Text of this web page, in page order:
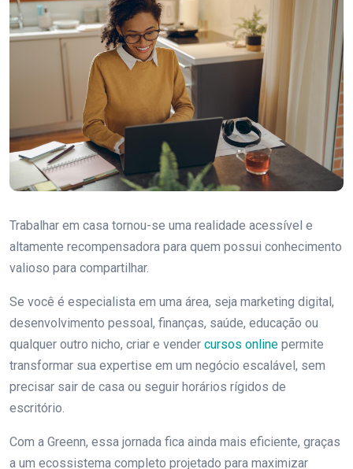
Trabalhar em casa tornou-se uma realidade acessível e
altamente recompensadora para quem possui conhecimento
valioso para compartilhar.
Se você é especialista em uma área, seja marketing digital,
desenvolvimento pessoal, finanças, saúde, educação ou
qualquer outro nicho, criar e vender cursos online permite
transformar sua expertise em um negócio escalável, sem
precisar sair de casa ou seguir horários rígidos de
escritório.
Com a Greenn, essa jornada fica ainda mais eficiente, graças
a um ecossistema completo projetado para maximizar